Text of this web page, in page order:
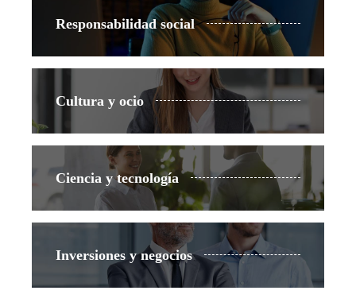
Responsabilidad social
Cultura y ocio
Ciencia y tecnología
Inversiones y negocios